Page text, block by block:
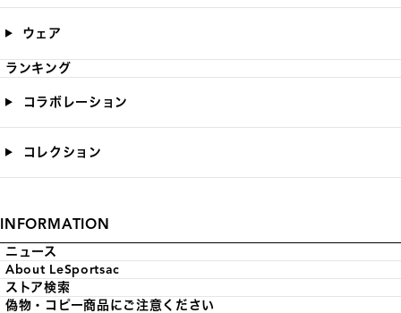
ウェア
ランキング
コラボレーション
コレクション
INFORMATION
ニュース
About LeSportsac
ストア検索
偽物・コピー商品にご注意ください